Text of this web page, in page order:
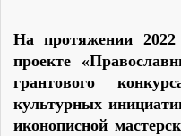
На протяжении
проекте
грантового
культурных
иконописной